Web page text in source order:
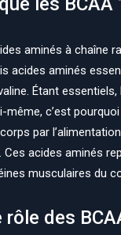
aminés à chaîne
acides aminés
Étant
même, c’est
par
Ces acides aminés
musculaires du
rôle des